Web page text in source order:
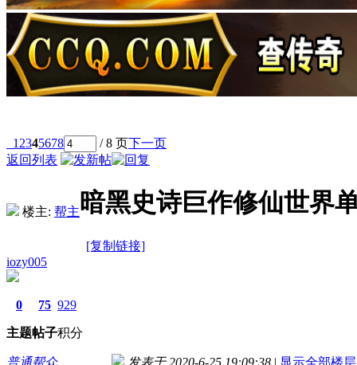
1 2345678 / 8 页下一页
返回列表
楼主: 帮主暗黑史诗巨作修仙世界
[复制链接]
iozy005
0
主题
75
帖子
929
积分
普通帮众 发表于 2020-6-25 19:09:38 | 显示全部楼层